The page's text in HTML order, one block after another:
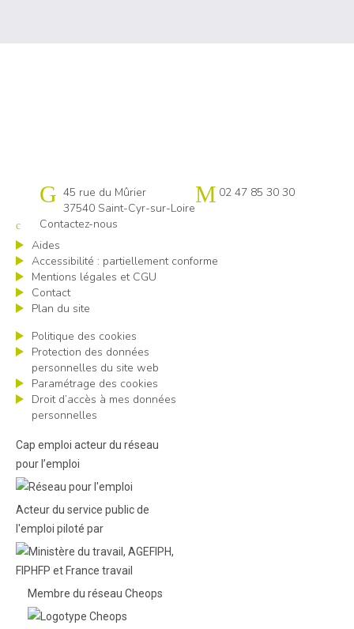
Cap emploi 37
45 rue du Mûrier
37540 Saint-Cyr-sur-Loire
02 47 85 30 30
Contactez-nous
Aides
Accessibilité : partiellement conforme
Mentions légales et CGU
Contact
Plan du site
Politique des cookies
Protection des données
personnelles du site web
Paramétrage des cookies
Droit d’accès à mes données
personnelles
Cap emploi acteur du réseau
pour l’emploi
Acteur du service public de
l'emploi piloté par
Membre du réseau Cheops